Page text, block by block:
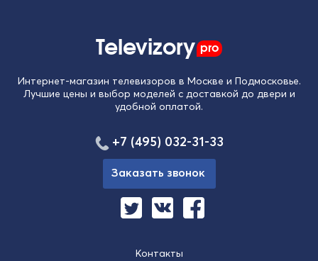
Televizory pro
Интернет-магазин телевизоров в Москве и Подмосковье.
Лучшие цены и выбор моделей с доставкой до двери и
удобной оплатой.
Контакты
+7 (495) 032-31-33
Заказать звонок